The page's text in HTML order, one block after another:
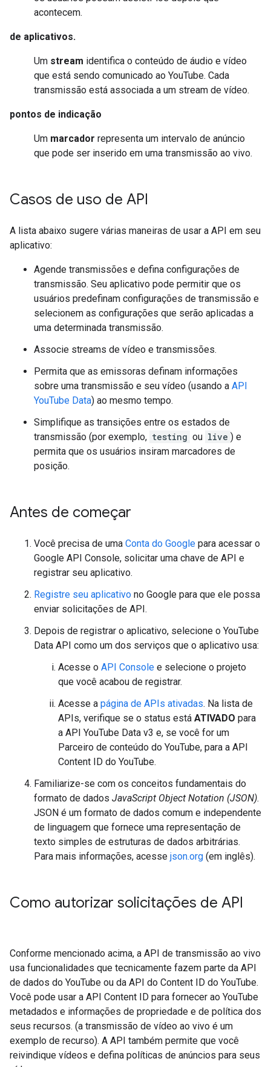
acontecem.
de aplicativos.
Um stream identifica o conteúdo de áudio e vídeo
que está sendo comunicado ao YouTube. Cada
transmissão está associada a um stream de vídeo.
pontos de indicação
Um marcador representa um intervalo de anúncio
que pode ser inserido em uma transmissão ao vivo.
Casos de uso de API
A lista abaixo sugere várias maneiras de usar a API em seu
aplicativo:
Agende transmissões e defina configurações de
transmissão. Seu aplicativo pode permitir que os
usuários predefinam configurações de transmissão e
selecionem as configurações que serão aplicadas a
uma determinada transmissão.
Associe streams de vídeo e transmissões.
Permita que as emissoras definam informações
sobre uma transmissão e seu vídeo (usando a API
YouTube Data) ao mesmo tempo.
Simplifique as transições entre os estados de
transmissão (por exemplo, testing ou live ) e
permita que os usuários insiram marcadores de
posição.
Antes de começar
Você precisa de uma Conta do Google para acessar o
Google API Console, solicitar uma chave de API e
registrar seu aplicativo.
Registre seu aplicativo no Google para que ele possa
enviar solicitações de API.
Depois de registrar o aplicativo, selecione o YouTube
Data API como um dos serviços que o aplicativo usa:
Acesse o API Console e selecione o projeto
que você acabou de registrar.
Acesse a página de APIs ativadas. Na lista de
APIs, verifique se o status está ATIVADO para
a API YouTube Data v3 e, se você for um
Parceiro de conteúdo do YouTube, para a API
Content ID do YouTube.
Familiarize-se com os conceitos fundamentais do
formato de dados JavaScript Object Notation (JSON).
JSON é um formato de dados comum e independente
de linguagem que fornece uma representação de
texto simples de estruturas de dados arbitrárias.
Para mais informações, acesse json.org (em inglês).
Como autorizar solicitações de API
Conforme mencionado acima, a API de transmissão ao vivo
usa funcionalidades que tecnicamente fazem parte da API
de dados do YouTube ou da API do Content ID do YouTube.
Você pode usar a API Content ID para fornecer ao YouTube
metadados e informações de propriedade e de política dos
seus recursos. (a transmissão de vídeo ao vivo é um
exemplo de recurso). A API também permite que você
reivindique vídeos e defina políticas de anúncios para seus